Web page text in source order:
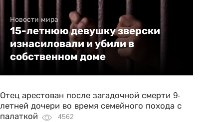
Новости мира
15-летнюю девушку зверски
изнасиловали и убили в
собственном доме
Отец арестован после загадочной смерти 9-
летней дочери во время семейного похода с
палаткой
4562